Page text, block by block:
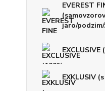
EVEREST
jaro/
EXKLUSIV